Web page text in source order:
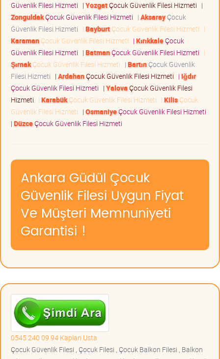
Güvenlik Filesi Hizmeti | YozgatÇocuk Güvenlik Filesi Hizmeti |
ZonguldakÇocuk Güvenlik Filesi Hizmeti | AksarayÇocuk
Güvenlik Filesi Hizmeti | BayburtÇocuk Güvenlik Filesi Hizmeti |
KaramanÇocuk Güvenlik Filesi Hizmeti | KırıkkaleÇocuk
Güvenlik Filesi Hizmeti | BatmanÇocuk Güvenlik Filesi Hizmeti |
ŞırnakÇocuk Güvenlik Filesi Hizmeti | BartınÇocuk Güvenlik
Filesi Hizmeti | ArdahanÇocuk Güvenlik Filesi Hizmeti | Iğdır
Çocuk Güvenlik Filesi Hizmeti | YalovaÇocuk Güvenlik Filesi
Hizmeti | KarabükÇocuk Güvenlik Filesi Hizmeti | KilisÇocuk
Güvenlik Filesi Hizmeti | OsmaniyeÇocuk Güvenlik Filesi Hizmeti
| DüzceÇocuk Güvenlik Filesi Hizmeti
Ankara Güdül Çocuk
Güvenlik Filesi Uygun Fiyat
Ve Müşteri Memnuniyeti
Garantisi !
0545 240 09 94 Kaplan Usta
Çocuk Güvenlik Filesi , Çocuk Filesi , Çocuk Balkon Filesi , Balkon